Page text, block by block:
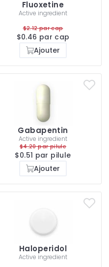
Fluoxetine
Active ingredient
$2.12 par cap
$0.46 par cap
Ajouter
Gabapentin
Active ingredient
$4.20 par pilule
$0.51 par pilule
Ajouter
Haloperidol
Active ingredient